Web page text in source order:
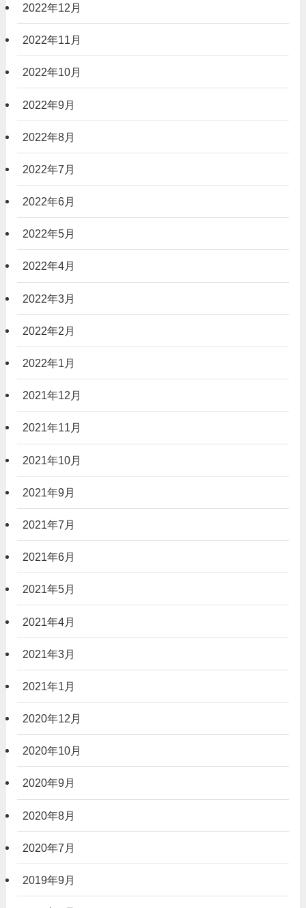
2022年12月
2022年11月
2022年10月
2022年9月
2022年8月
2022年7月
2022年6月
2022年5月
2022年4月
2022年3月
2022年2月
2022年1月
2021年12月
2021年11月
2021年10月
2021年9月
2021年7月
2021年6月
2021年5月
2021年4月
2021年3月
2021年1月
2020年12月
2020年10月
2020年9月
2020年8月
2020年7月
2019年9月